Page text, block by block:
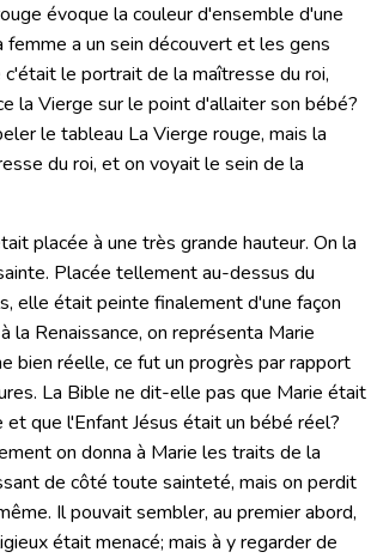
évoque la couleur d'ensemble d'une
femme a un sein découvert et les gens
le portrait de la maîtresse du roi,
la Vierge sur le point d'allaiter son bébé?
le tableau La Vierge rouge, mais la
du roi, et on voyait le sein de la
placée à une très grande hauteur. On la
Placée tellement au-dessus du
elle était peinte finalement d'une façon
la Renaissance, on représenta Marie
bien réelle, ce fut un progrès par rapport
La Bible ne dit-elle pas que Marie était
que l'Enfant Jésus était un bébé réel?
on donna à Marie les traits de la
de côté toute sainteté, mais on perdit
Il pouvait sembler, au premier abord,
était menacé; mais à y regarder de